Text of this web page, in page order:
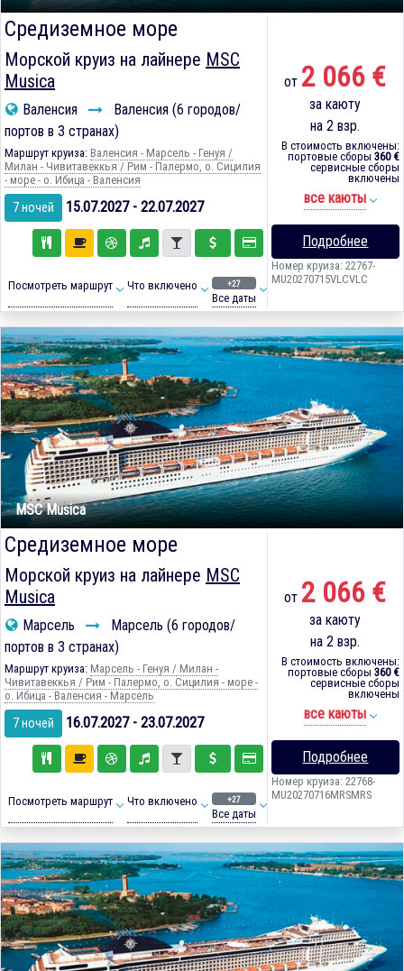
Средиземное море
Морской круиз на лайнере MSC
Musica
Валенсия
Валенсия (6 городов/
портов в 3 странах)
Маршрут круиза: Валенсия - Марсель - Генуя /
Милан - Чивитавеккья / Рим - Палермо, о. Сицилия
- море - о. Ибица - Валенсия
7 ночей 15.07.2027 - 22.07.2027
Посмотреть маршрут Что включено +27
Все даты
от 2 066 €
за каюту
на 2 взр.
В стоимость включены:
портовые сборы 360 €
сервисные сборы
включены
все каюты
Подробнее
Номер круиза: 22767-
MU20270715VLCVLC
MSC Musica
Средиземное море
Морской круиз на лайнере MSC
Musica
Марсель
Марсель (6 городов/
портов в 3 странах)
Маршрут круиза: Марсель - Генуя / Милан -
Чивитавеккья / Рим - Палермо, о. Сицилия - море -
о. Ибица - Валенсия - Марсель
7 ночей 16.07.2027 - 23.07.2027
Посмотреть маршрут Что включено +27
Все даты
от 2 066 €
за каюту
на 2 взр.
В стоимость включены:
портовые сборы 360 €
сервисные сборы
включены
все каюты
Подробнее
Номер круиза: 22768-
MU20270716MRSMRS